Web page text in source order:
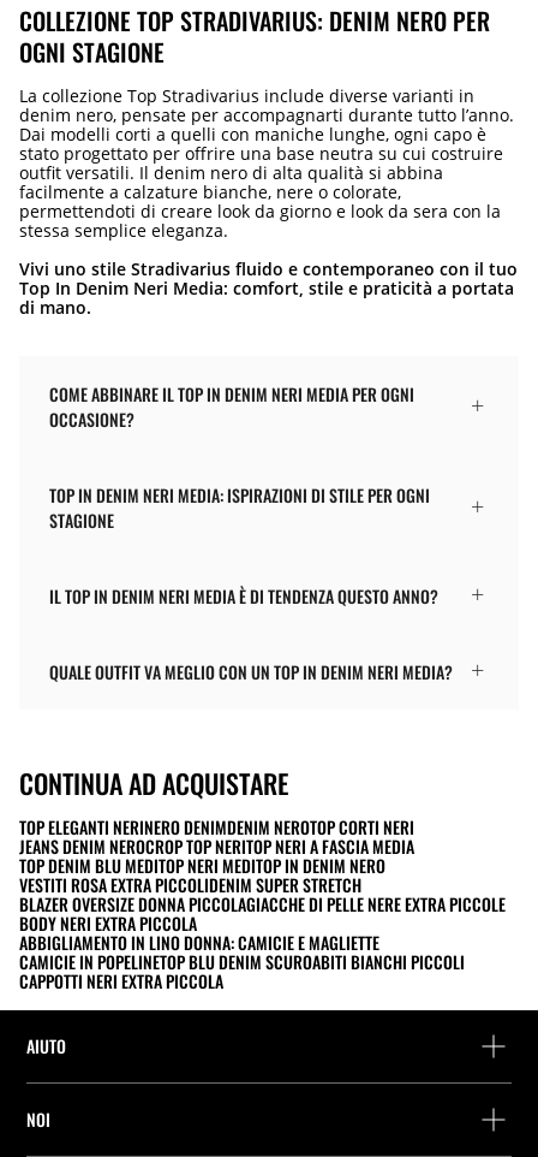
COLLEZIONE TOP STRADIVARIUS: DENIM NERO PER
OGNI STAGIONE
La collezione Top Stradivarius include diverse varianti in
denim nero, pensate per accompagnarti durante tutto l’anno.
Dai modelli corti a quelli con maniche lunghe, ogni capo è
stato progettato per offrire una base neutra su cui costruire
outfit versatili. Il denim nero di alta qualità si abbina
facilmente a calzature bianche, nere o colorate,
permettendoti di creare look da giorno e look da sera con la
stessa semplice eleganza.
Vivi uno stile Stradivarius fluido e contemporaneo con il tuo
Top In Denim Neri Media: comfort, stile e praticità a portata
di mano.
COME ABBINARE IL TOP IN DENIM NERI MEDIA PER OGNI
OCCASIONE?
TOP IN DENIM NERI MEDIA: ISPIRAZIONI DI STILE PER OGNI
STAGIONE
IL TOP IN DENIM NERI MEDIA È DI TENDENZA QUESTO ANNO?
QUALE OUTFIT VA MEGLIO CON UN TOP IN DENIM NERI MEDIA?
CONTINUA AD ACQUISTARE
TOP ELEGANTI NERINERO DENIMDENIM NEROTOP CORTI NERI
JEANS DENIM NEROCROP TOP NERITOP NERI A FASCIA MEDIA
TOP DENIM BLU MEDITOP NERI MEDITOP IN DENIM NERO
VESTITI ROSA EXTRA PICCOLIDENIM SUPER STRETCH
BLAZER OVERSIZE DONNA PICCOLAGIACCHE DI PELLE NERE EXTRA PICCOLE
BODY NERI EXTRA PICCOLA
ABBIGLIAMENTO IN LINO DONNA: CAMICIE E MAGLIETTE
CAMICIE IN POPELINETOP BLU DENIM SCUROABITI BIANCHI PICCOLI
CAPPOTTI NERI EXTRA PICCOLA
AIUTO
Rintraccia il tuo ordine
NOI